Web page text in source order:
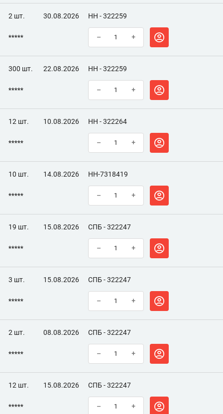
2 шт. 30.08.2026 НН - 322259
***** – +
300 шт. 22.08.2026 НН - 322259
***** – +
12 шт. 10.08.2026 НН - 322264
***** – +
10 шт. 14.08.2026 НН-7318419
***** – +
19 шт. 15.08.2026 СПБ - 322247
***** – +
3 шт. 15.08.2026 СПБ - 322247
***** – +
2 шт. 08.08.2026 СПБ - 322247
***** – +
12 шт. 15.08.2026 СПБ - 322247
***** – +